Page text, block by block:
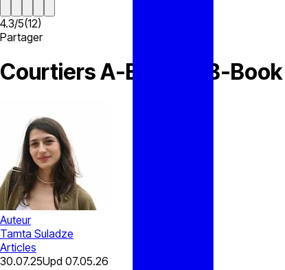
4.3/5(12)
Partager
Courtiers A-Book et B-Book
Auteur
Tamta Suladze
Articles
30.07.25Upd 07.05.26